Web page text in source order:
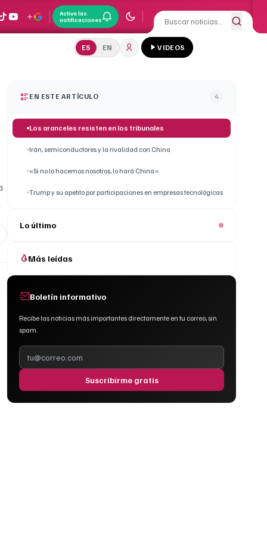
Activa las
notificaciones
ES EN VIDEOS
EN ESTE ARTÍCULO 4
Los aranceles resisten en los tribunales
Irán, semiconductores y la rivalidad con China
«Si no lo hacemos nosotros, lo hará China»
Trump y su apetito por participaciones en empresas tecnológicas
Lo último
Más leídas
Boletín informativo
Recibe las noticias más importantes directamente en tu correo, sin
spam.
Suscribirme gratis